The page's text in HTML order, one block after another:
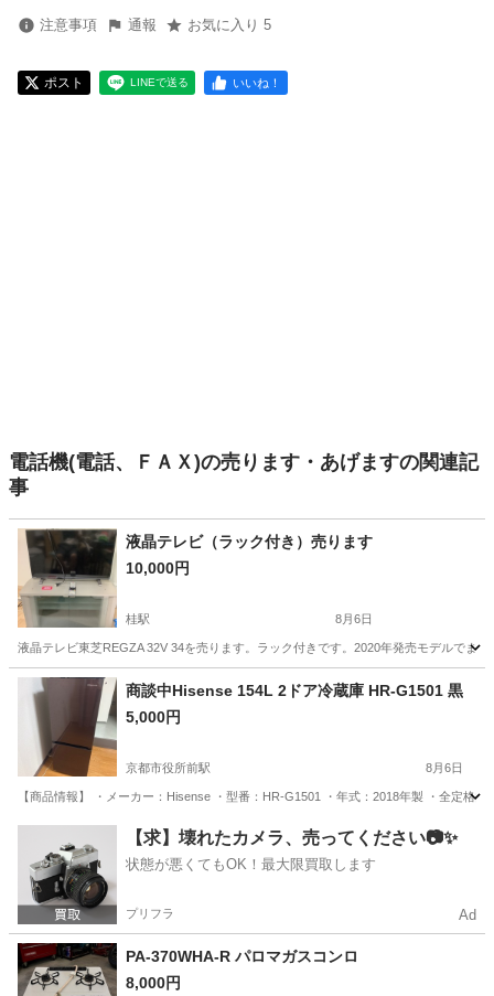
注意事項 通報 お気に入り 5
ポスト LINEで送る いいね！
電話機(電話、ＦＡＸ)の売ります・あげますの関連記
事
液晶テレビ（ラック付き）売ります
10,000円
桂駅 8月6日
液晶テレビ東芝REGZA 32V 34を売ります。ラック付きです。2020年発売モデルでま
京都 京都市 桂駅
商談中Hisense 154L 2ドア冷蔵庫 HR-G1501 黒
5,000円
京都市役所前駅 8月6日
【商品情報】 ・メーカー：Hisense ・型番：HR-G1501 ・年式：2018年製 ・全定格
京都市役所前駅 キッチン家電 Hisense
【求】壊れたカメラ、売ってください📷✨
状態が悪くてもOK！最大限買取します
プリフラ Ad
PA-370WHA-R パロマガスコンロ
8,000円